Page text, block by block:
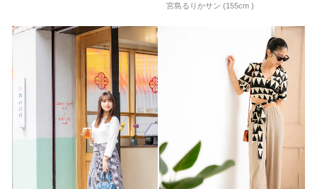
宮島るりかサン (155cm )